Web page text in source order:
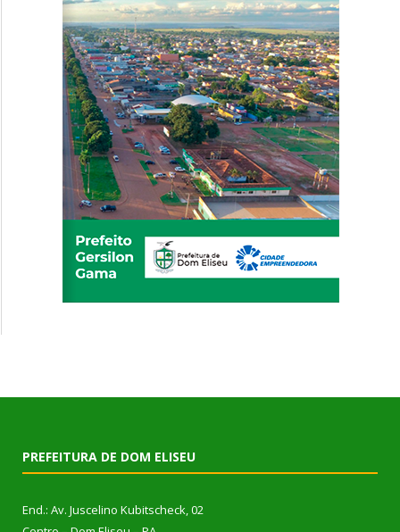
PREFEITURA DE DOM ELISEU
End.: Av. Juscelino Kubitscheck, 02